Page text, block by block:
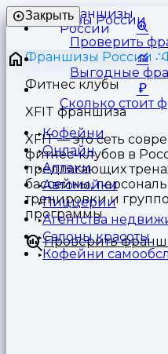
Франшизы
России
Закрыть
Проверить
Выгодные
Сколько стоит
Кофейни
Онлайн
Аптеки
Автомойки
Пиццерии
Агентства
Салоны красоты
Кофейни
Франшизы России
Фитнес клубы
XFIT франшиза
XFIT — это сеть
фитнес-клубов в
предлагающих
бассейны,
тренировки и
программы
Проверить